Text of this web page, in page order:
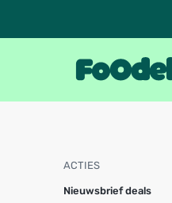
ACTIES
Nieuwsbrief deals